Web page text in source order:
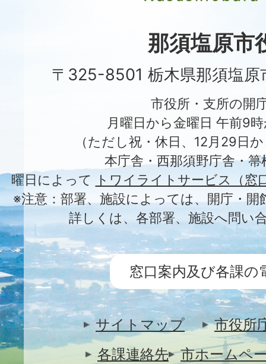
City
那須塩原市
〒325-8501 栃木県那須塩原
市役所・支所の開
月曜日から金曜日 午前9
（ただし祝・休日、12月29日
本庁舎・西那須野庁舎・
曜日によって
トワイライトサービス（窓
※注意：部署、施設によっては、開庁・
詳しくは、各部署、施設へ問い
窓口案内及び各課の
サイトマップ
市役所
各課連絡先
市ホームペ